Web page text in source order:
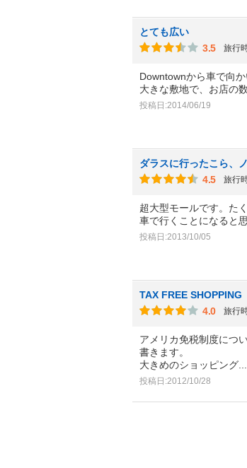
とても広い
3.5
旅行
Downtownから車で向
大きな敷地で、お店の
投稿日:2014/06/19
ダラスに行ったこら、
4.5
旅行
超大型モールです。た
車で行くことになると
投稿日:2013/10/05
TAX FREE SHOPPING
4.0
旅行
アメリカ免税制度につ
書きます。
大きめのショッピング
投稿日:2012/10/28